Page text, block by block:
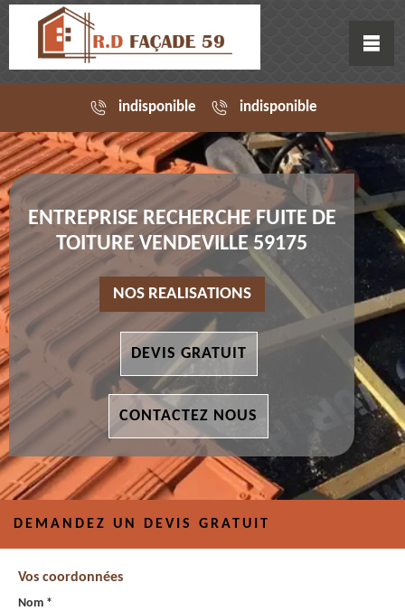
indisponible indisponible
ENTREPRISE RECHERCHE FUITE DE
TOITURE VENDEVILLE 59175
NOS REALISATIONS
DEVIS GRATUIT
CONTACTEZ NOUS
DEMANDEZ UN DEVIS GRATUIT
Vos coordonnées
Nom *